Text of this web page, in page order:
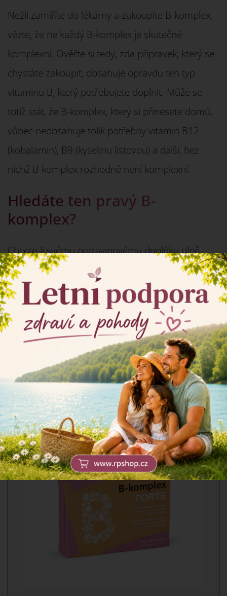
Nežli zamíříte do lékárny a zakoupíte B-komplex,
vězte, že ne každý B-komplex je skutečně
komplexní. Ověřte si tedy, zda přípravek, který se
chystáte zakoupit, obsahuje opravdu ten typ
vitaminu B, který potřebujete doplnit. Může se
totiž stát, že B-komplex, který si přinesete domů,
vůbec neobsahuje tolik potřebný vitamin B12
(kobalamin), B9 (kyselinu listovou) a další, bez
nichž B-komplex rozhodně není komplexní.
Hledáte ten pravý B-
komplex?
Chcete-li svému potravinovému doplňku plně
důvěřovat nejen kvalitou, ale také co do celistvosti
obsaženého spektra vitaminů B, spolehněte se na
doplňky české farmaceutické společnosti
RosenPharma a.s.
Vitaminy B od RosenPharma
×